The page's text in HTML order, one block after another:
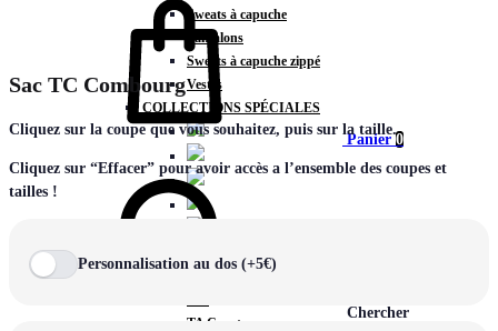
Sweats à capuche
Pantalons
Sweats à capuche zippé
Vestes
COLLECTIONS SPÉCIALES
TA Court
Panier 0
Chercher
Sac TC Combourg
Cliquez sur la coupe que vous souhaitez, puis sur la taille.
Cliquez sur “Effacer” pour avoir accès a l’ensemble des coupes et
tailles !
Personnalisation au dos (+5€)